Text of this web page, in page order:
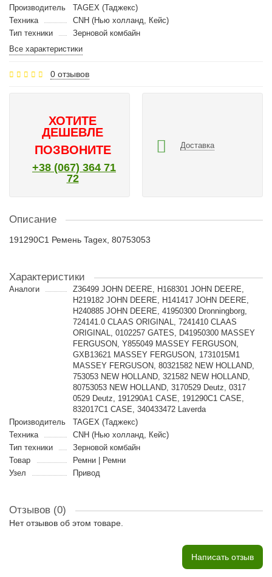
Производитель
TAGEX (Таджекс)
Техника
CNH (Нью холланд, Кейс)
Тип техники
Зерновой комбайн
Все характеристики
0 отзывов
ХОТИТЕ
ДЕШЕВЛЕ
ПОЗВОНИТЕ
+38 (067) 364 71
72
Доставка
Описание
191290C1 Ремень Tagex, 80753053
Характеристики
Аналоги
Z36499 JOHN DEERE, H168301 JOHN DEERE,
H219182 JOHN DEERE, H141417 JOHN DEERE,
H240885 JOHN DEERE, 41950300 Dronningborg,
724141.0 CLAAS ORIGINAL, 7241410 CLAAS
ORIGINAL, 0102257 GATES, D41950300 MASSEY
FERGUSON, Y855049 MASSEY FERGUSON,
GXB13621 MASSEY FERGUSON, 1731015M1
MASSEY FERGUSON, 80321582 NEW HOLLAND,
753053 NEW HOLLAND, 321582 NEW HOLLAND,
80753053 NEW HOLLAND, 3170529 Deutz, 0317
0529 Deutz, 191290A1 CASE, 191290C1 CASE,
832017C1 CASE, 340433472 Laverda
Производитель
TAGEX (Таджекс)
Техника
CNH (Нью холланд, Кейс)
Тип техники
Зерновой комбайн
Товар
Ремни | Ремни
Узел
Привод
Отзывов (0)
Нет отзывов об этом товаре.
Написать отзыв